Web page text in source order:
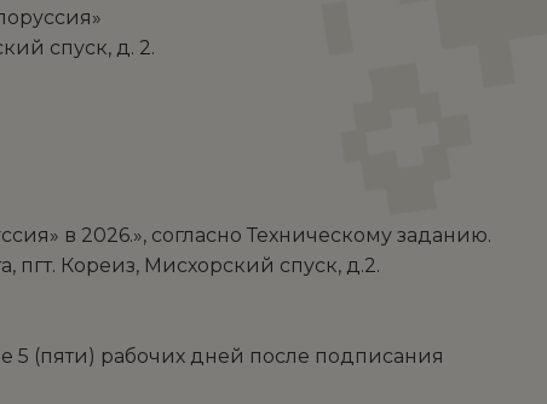
спуск, д. 2.
в 2026.», согласно Техническому заданию.
пгт. Кореиз, Мисхорский спуск, д.2.
5 (пяти) рабочих дней после подписания